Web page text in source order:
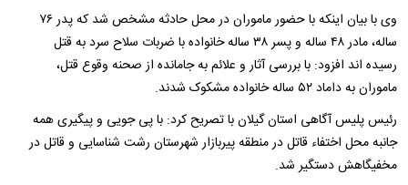
وی با بیان اینکه با حضور ماموران در محل حادثه مشخص شد که پدر ۷۶
ساله، مادر ۴۸ ساله و پسر ۳۸ ساله خانواده با ضربات سلاح سرد به قتل
رسیده اند افزود: با بررسی آثار و علائم به جامانده از صحنه وقوع قتل،
ماموران به داماد ۵۲ ساله خانواده مشکوک شدند.
رئیس پلیس آگاهی استان گیلان با تصریح کرد: با پی جویی و پیگیری همه
جانبه محل اختفاء قاتل در منطقه پیربازار شهرستان رشت شناسایی و قاتل در
مخفیگاهش دستگیر شد.